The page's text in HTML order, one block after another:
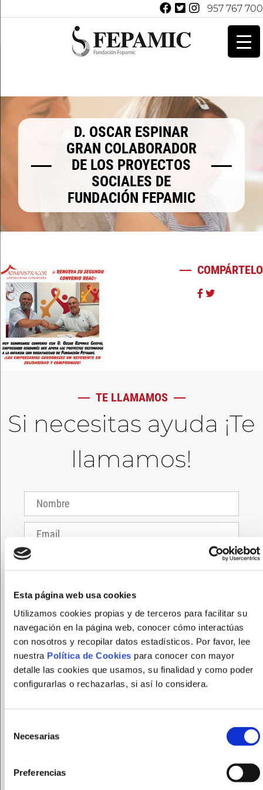
Esta página web usa cookies
Utilizamos cookies propias y de terceros para facilitar su
navegación en la página web, conocer cómo interactúas
con nosotros y recopilar datos estadísticos. Por favor, lee
nuestra Política de Cookies para conocer con mayor
detalle las cookies que usamos, su finalidad y como poder
configurarlas o rechazarlas, si así lo considera.
Necesarias
Preferencias
957 767 700
D. OSCAR ESPINAR
GRAN COLABORADOR
DE LOS PROYECTOS
SOCIALES DE
FUNDACIÓN FEPAMIC
COMPÁRTELO
TE LLAMAMOS
Si necesitas ayuda ¡Te
llamamos!
FUNDACION FEPAMIC tratará sus datos personales
para gestionar el registro en la página web. Puede
ejercer sus derechos de acceso, rectificación,
oposición a su tratamiento, así como a no ser objeto
automatizado de sus datos, cuando procedan, en la
política de privacidad